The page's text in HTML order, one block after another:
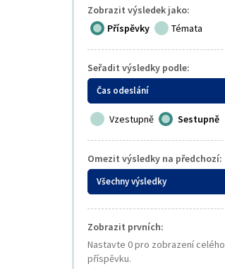
Zobrazit výsledek jako:
Příspěvky
Témata
Seřadit výsledky podle:
Čas odeslání
Vzestupně Sestupně
Omezit výsledky na předchozí:
Všechny výsledky
Zobrazit prvních:
Nastavte 0 pro zobrazení celého
příspěvku.